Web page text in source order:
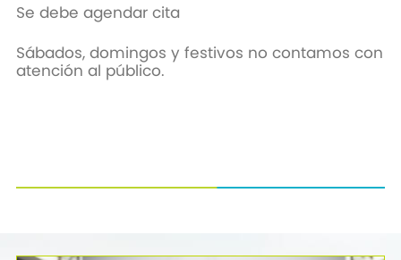
Se debe agendar cita
Sábados, domingos y festivos no contamos con
atención al público.